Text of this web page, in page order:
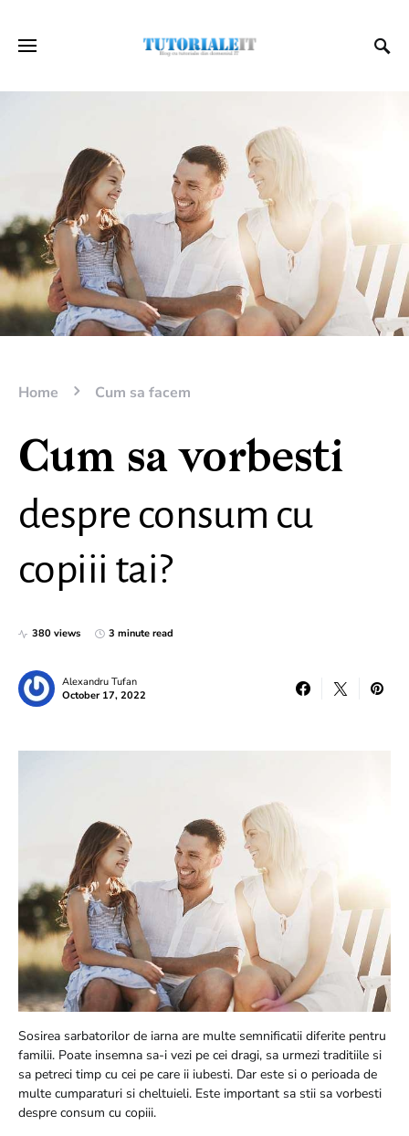
Home Cum sa facem
Cum sa vorbesti
despre consum cu
copiii tai?
380 views 3 minute read
Alexandru Tufan
October 17, 2022
Sosirea sarbatorilor de iarna are multe semnificatii diferite pentru
familii. Poate insemna sa-i vezi pe cei dragi, sa urmezi traditiile si
sa petreci timp cu cei pe care ii iubesti. Dar este si o perioada de
multe cumparaturi si cheltuieli. Este important sa stii sa vorbesti
despre consum cu copiii.